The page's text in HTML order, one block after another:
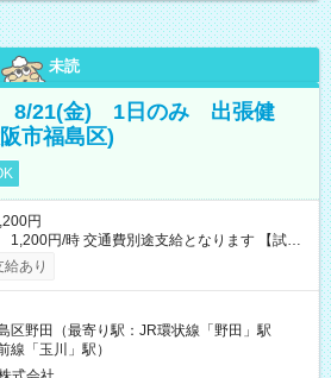
未読
8/21(金) 1日のみ 出張健
市福島区)
円
円/時 交通費別途支給となります 【試用
しあり
区野田（最寄り駅：JR環状線「野田」駅
線「玉川」駅）